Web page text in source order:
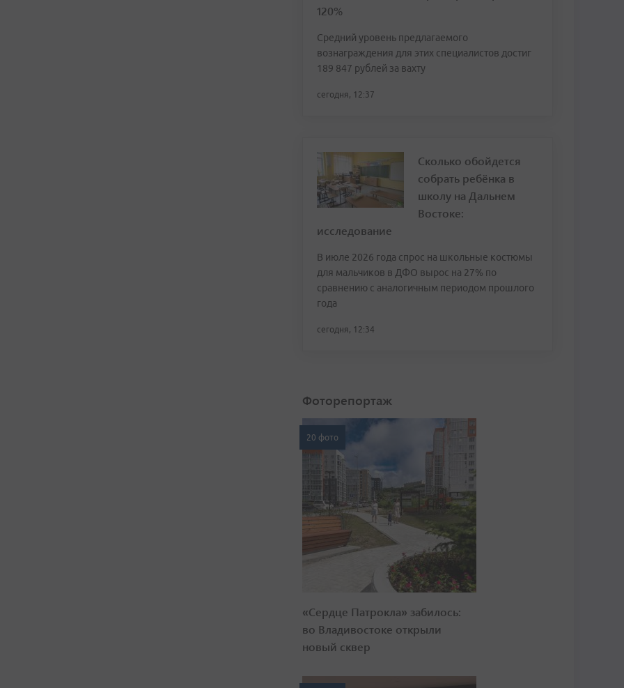
120%
Средний уровень предлагаемого
вознаграждения для этих специалистов достиг
189 847 рублей за вахту
сегодня, 12:37
Сколько обойдется
собрать ребёнка в
школу на Дальнем
Востоке:
исследование
В июле 2026 года спрос на школьные костюмы
для мальчиков в ДФО вырос на 27% по
сравнению с аналогичным периодом прошлого
года
сегодня, 12:34
Фоторепортаж
20 фото
«Сердце Патрокла» забилось:
во Владивостоке открыли
новый сквер